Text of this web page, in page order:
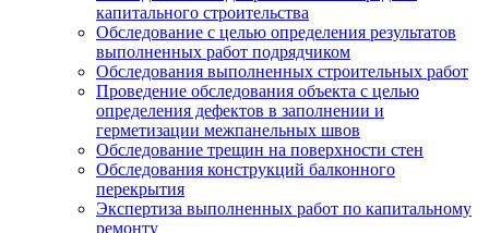
капитального строительства
Обследование с целью определения результатов
выполненных работ подрядчиком
Обследования выполненных строительных работ
Проведение обследования объекта с целью
определения дефектов в заполнении и
герметизации межпанельных швов
Обследование трещин на поверхности стен
Обследования конструкций балконного
перекрытия
Экспертиза выполненных работ по капитальному
ремонту